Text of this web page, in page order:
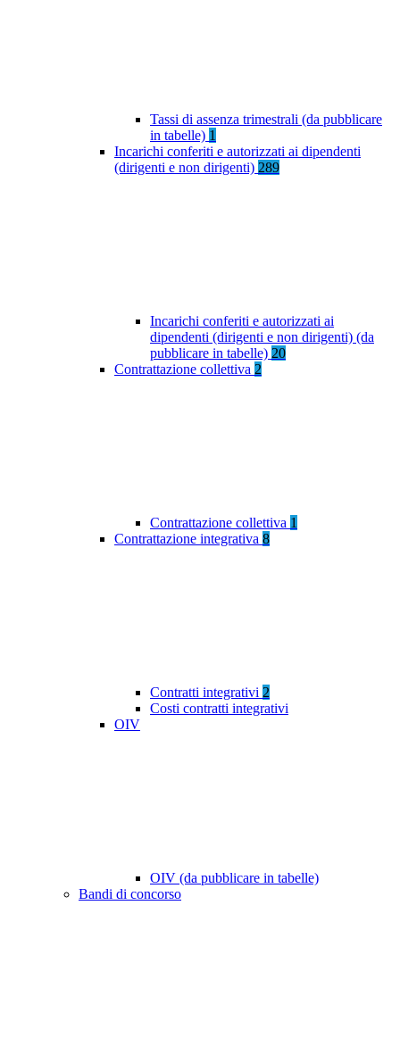
Tassi di assenza trimestrali (da pubblicare
in tabelle) 1
Incarichi conferiti e autorizzati ai dipendenti
(dirigenti e non dirigenti) 289
Incarichi conferiti e autorizzati ai
dipendenti (dirigenti e non dirigenti) (da
pubblicare in tabelle) 20
Contrattazione collettiva 2
Contrattazione collettiva 1
Contrattazione integrativa 8
Contratti integrativi 2
Costi contratti integrativi
OIV
OIV (da pubblicare in tabelle)
Bandi di concorso